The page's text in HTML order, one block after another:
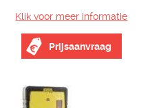
Klik voor meer informatie
Prijsaanvraag